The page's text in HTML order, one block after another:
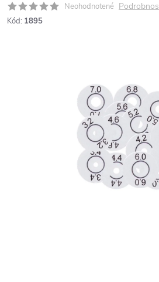
Neohodnotené
Kód: 1895